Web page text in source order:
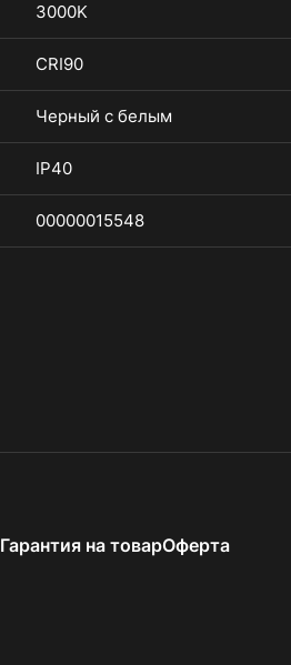
3000K
CRI90
Черный с белым
IP40
00000015548
Гарантия на товарОферта